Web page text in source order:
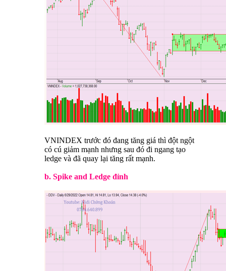
VNINDEX trước đó đang tăng giá thì đột ngột
có cú giảm mạnh nhưng sau đó đi ngang tạo
ledge và đã quay lại tăng rất mạnh.
b. Spike and Ledge đỉnh